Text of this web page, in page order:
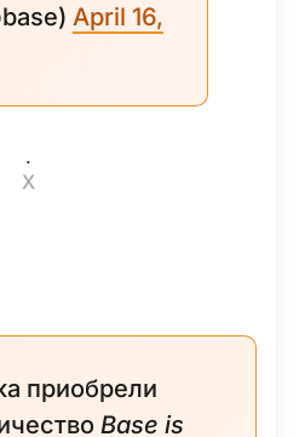
April 16,
.
X
приобрели
Base is